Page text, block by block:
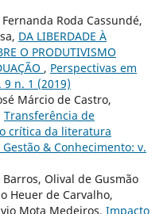
Roda Cassundé,
DA LIBERDADE À
O PRODUTIVISMO
, Perspectivas em
9 n. 1 (2019)
Márcio de Castro,
Transferência de
crítica da literatura
& Conhecimento: v.
Olival de Gusmão
Heuer de Carvalho,
Mota Medeiros, Impacto